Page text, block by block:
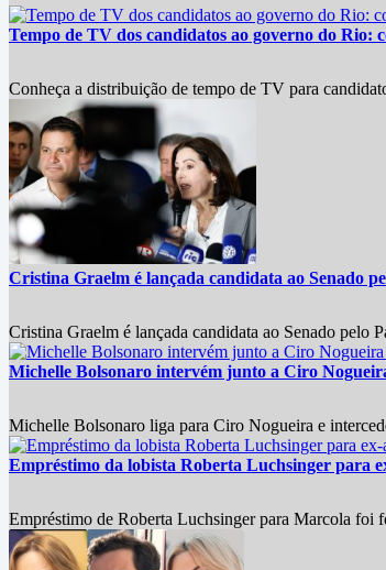
Tempo de TV dos candidatos ao governo do Rio:
Conheça a distribuição de tempo de TV para
Cristina Graelm é lançada candidata ao Senado
Cristina Graelm é lançada candidata ao Senado pelo
Michelle Bolsonaro intervém junto a Ciro
Michelle Bolsonaro liga para Ciro Nogueira e
Empréstimo da lobista Roberta Luchsinger para
Empréstimo de Roberta Luchsinger para Marcola foi